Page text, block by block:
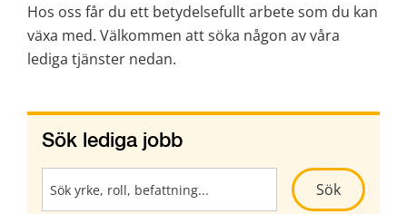
Hos oss får du ett betydelsefullt arbete som du kan
växa med. Välkommen att söka någon av våra
lediga tjänster nedan.
Sök lediga jobb
SökKör